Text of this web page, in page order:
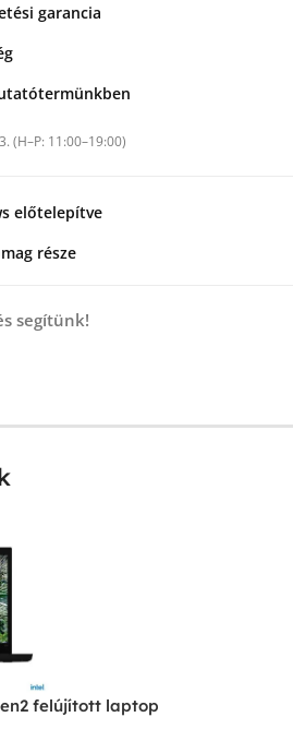
garancia
(H–P: 11:00–19:00)
előtelepítve
része
segítünk!
felújított laptop